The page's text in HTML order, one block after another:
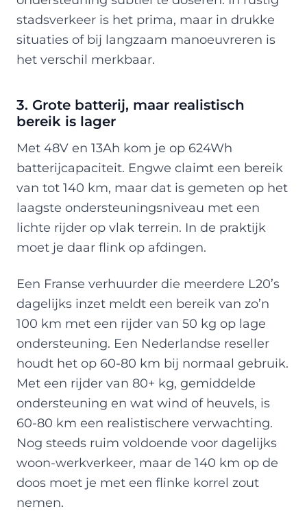
stadsverkeer is het prima, maar in drukke
situaties of bij langzaam manoeuvreren is
het verschil merkbaar.
3. Grote batterij, maar realistisch
bereik is lager
Met 48V en 13Ah kom je op 624Wh
batterijcapaciteit. Engwe claimt een bereik
van tot 140 km, maar dat is gemeten op het
laagste ondersteuningsniveau met een
lichte rijder op vlak terrein. In de praktijk
moet je daar flink op afdingen.
Een Franse verhuurder die meerdere L20’s
dagelijks inzet meldt een bereik van zo’n
100 km met een rijder van 50 kg op lage
ondersteuning. Een Nederlandse reseller
houdt het op 60-80 km bij normaal gebruik.
Met een rijder van 80+ kg, gemiddelde
ondersteuning en wat wind of heuvels, is
60-80 km een realistischere verwachting.
Nog steeds ruim voldoende voor dagelijks
woon-werkverkeer, maar de 140 km op de
doos moet je met een flinke korrel zout
nemen.